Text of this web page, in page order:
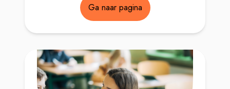
Ga naar pagina